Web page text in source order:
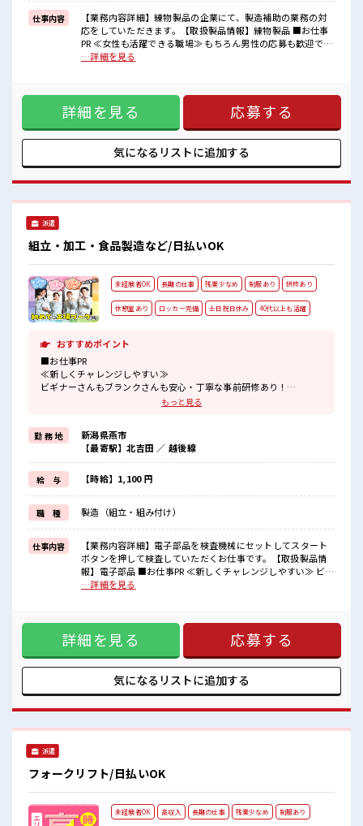
イチからスキルUP・ステップUP目指していきましょう！
■職場の雰囲気
女性が多い職場ですが男女は問いません！
あなたの個性を大事にできます♪
仕事の合間の息抜きは休憩室で♪
仕事内容
【業務内容詳細】練物製品の企業にて、製造補助の業務の対
応をしていただきます。【取扱製品情報】練物製品 ■お仕事
PR ≪女性も活躍できる職場≫ もちろん男性の応募も歓迎で
す！ ≪無理なくお給料に残業代を上乗せ≫ 残業は月20時間未
有)≪動きやすい制服アリ≫ 制服があるので、 毎日の服装の
悩み解消♪ ≪初めての仕事だけど自分にもできそう≫ 新しい
ことにチャレンジするのは不安だけど、 しっかり働く環境が
整っています！ イチからスキルUP・ステップUP目指してい
きましょう！ ■職場の雰囲気 女性が多い職場ですが男女は問
いません！ 応募お待ちしております！ キバツ過ぎなければ髪
間の息抜きは休憩室で♪
…詳細を見る
詳細を見る 応募する
気になるリストに追加する
派遣
組立・加工・食品製造など/日払いOK
未経験者OK 長期の仕事 残業少なめ 制服あり 研修あり
休憩室あり ロッカー完備 土日祝日休み 40代以上も活躍
おすすめポイント
■お仕事PR
≪新しくチャレンジしやすい≫
ビギナーさんもブランクさんも安心・丁寧な事前研修あり！
場合によってはお願いすることもあります♪
≪週休2日制≫
週末は家族や友人と一緒にプライベート満喫！
≪ラクラク制服アリ≫
制服があるので、
毎日の服装の悩み解消♪
≪未経験OKの仕事≫
新しいことにチャレンジするのは不安だけど、
しっかり働く環境が整っています！
イチからスキルUP・ステップUP目指していきましょう！
■職場の雰囲気
休憩室完備でランチや休憩も充実しそう♪
残業はほとんどなし！
プライベートも謳歌できる☆
もっと見る
勤 務 地
新潟県燕市
【最寄駅】北吉田 ／ 越後線
給 与 【時給】1,100 円
職 種 製造（組立・組み付け）
仕事内容
【業務内容詳細】電子部品を検査機械にセットしてスタート
ボタンを押して検査していただくお仕事です。【取扱製品情
報】電子部品 ■お仕事PR ≪新しくチャレンジしやすい≫ ビギ
ナーさんもブランクさんも安心・丁寧な事前研修あり！ ≪時
一緒にプライベート満喫！ ≪ラクラク制服アリ≫ 制服がある
ので、 毎日の服装の悩み解消♪ ≪未経験OKの仕事≫ 新しい
ことにチャレンジするのは不安だけど、 しっかり働く環境が
整っています！ イチからスキルUP・ステップUP目指してい
きましょう！ ■職場の雰囲気 休憩室完備でランチや休憩も充
実しそう♪ 職場にはロッカー完備！ 私物の置きすぎには注意
きる☆
…詳細を見る
詳細を見る 応募する
気になるリストに追加する
派遣
フォークリフト/日払いOK
未経験者OK 高収入 長期の仕事 残業少なめ 制服あり